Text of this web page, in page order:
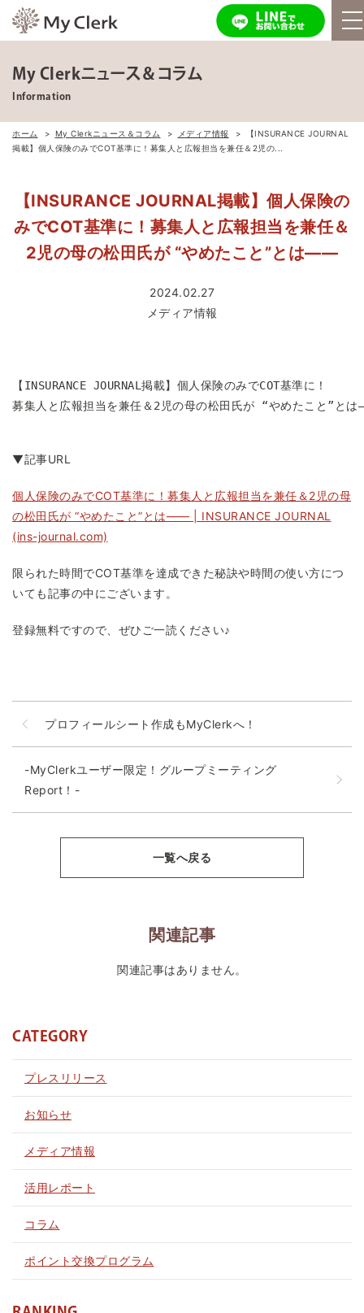
My Clerkニュース＆コラム
Information
ホーム My Clerkニュース＆コラム メディア情報
【INSURANCE JOURNAL
掲載】個人保険のみでCOT基準に！募集人と広報担当を兼任＆2児の...
【INSURANCE JOURNAL掲載】個人保険の
みでCOT基準に！募集人と広報担当を兼任＆
2児の母の松田氏が “やめたこと”とは――
2024.02.27
メディア情報
【INSURANCE JOURNAL掲載】個人保険のみでCOT基準に！
募集人と広報担当を兼任＆2児の母の松田氏が “やめたこと”とは
▼記事URL
個人保険のみでCOT基準に！募集人と広報担当を兼任＆2児の母
の松田氏が “やめたこと”とは―― | INSURANCE JOURNAL
(ins-journal.com)
限られた時間でCOT基準を達成できた秘訣や時間の使い方につ
いても記事の中にございます。
登録無料ですので、ぜひご一読ください♪
プロフィールシート作成もMyClerkへ！
-MyClerkユーザー限定！グループミーティング
Report！-
一覧へ戻る
関連記事
関連記事はありません。
CATEGORY
プレスリリース
お知らせ
メディア情報
活用レポート
コラム
ポイント交換プログラム